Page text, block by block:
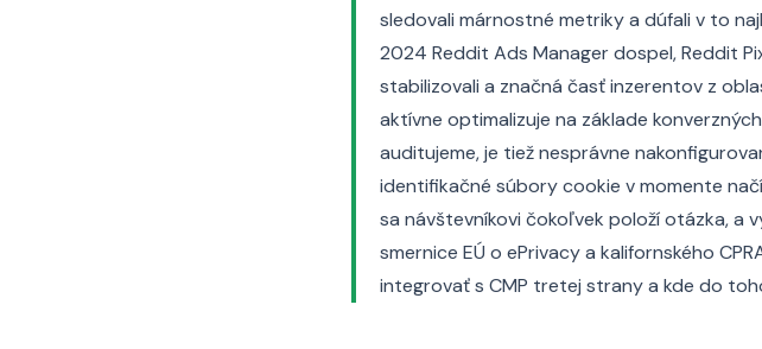
sledovali márnostné metriky a dúfali v to
2024 Reddit Ads Manager dospel, Reddit
stabilizovali a značná časť inzerentov z
aktívne optimalizuje na základe
auditujeme, je tiež nesprávne
identifikačné súbory cookie v momente
sa návštevníkovi čokoľvek položí otázka, a
smernice EÚ o ePrivacy a kalifornského
integrovať s CMP tretej strany a kde do